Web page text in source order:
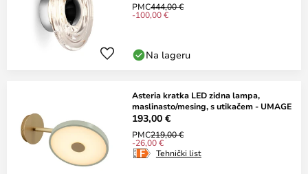
PMC444,00 €
-100,00 €
Na lageru
Asteria kratka LED zidna lampa,
maslinasto/mesing, s utikačem - UMAGE
193,00 €
PMC219,00 €
-26,00 €
Tehnički list